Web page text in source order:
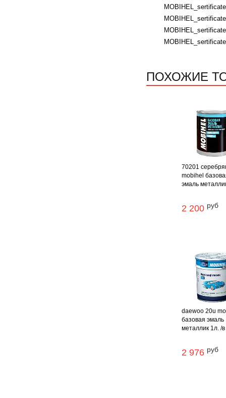
ПОХОЖИЕ
70201
mobihel
эмаль
2 200 руб
daewoo 20u
базовая эмаль
металлик 1л. /в
2 976 руб